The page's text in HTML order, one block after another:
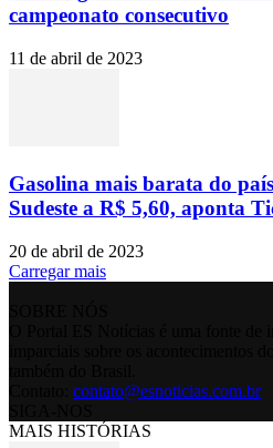
campeonato consecutivo
11 de abril de 2023
Gasolina mais barata do
Sudeste a R$ 5,60, aponta
20 de abril de 2023
Carregar mais
contato@esnoticias.com.br
MAIS HISTÓRIAS